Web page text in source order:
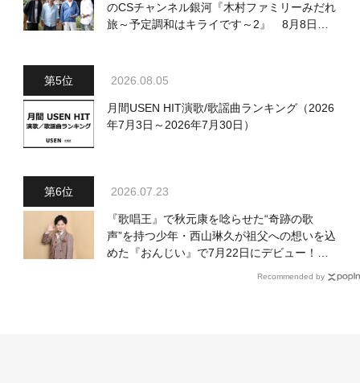
のCSチャンネル銀河『木村ファミリーみだれ
旅～予定調和はキライです～2』 8月8日
2026.08.05
月間USEN HIT演歌/歌謡曲ランキング（2026
年7月3日～2026年7月30日）
2026.07.23
『歌唱王』で秋元康を唸らせた“奇跡の歌
声”を持つ少年・西山琳久が祖父への想いを込
めた『おんじい』で7月22日にデビュー！
Recommended by